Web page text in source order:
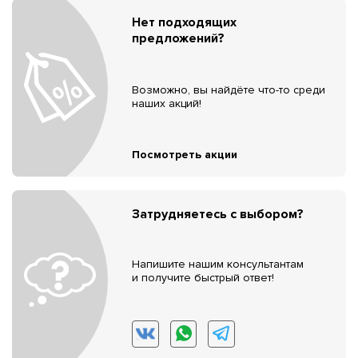
Нет подходящих
предложений?
Возможно, вы найдёте что-то среди
наших акций!
Посмотреть акции
Затрудняетесь с выбором?
Напишите нашим консультантам
и получите быстрый ответ!